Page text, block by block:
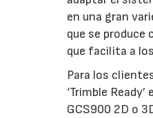
en una gran
que se produce
que facilita a
Para los
‘Trimble
GCS900 2D o